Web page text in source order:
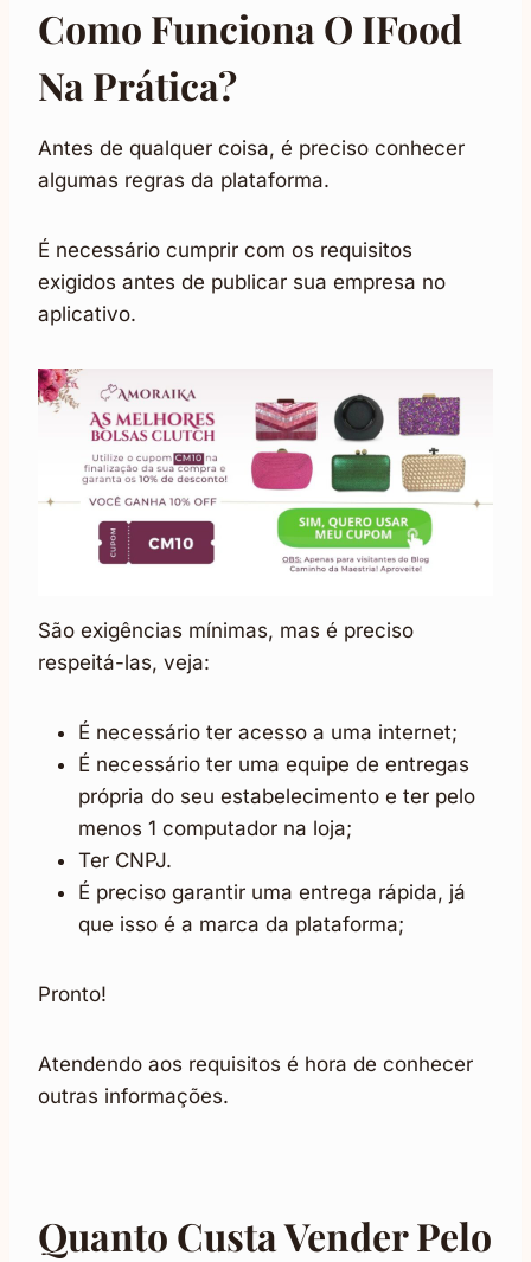
Como Funciona O IFood
Na Prática?
Antes de qualquer coisa, é preciso conhecer
algumas regras da plataforma.
É necessário cumprir com os requisitos
exigidos antes de publicar sua empresa no
aplicativo.
São exigências mínimas, mas é preciso
respeitá-las, veja:
É necessário ter acesso a uma internet;
É necessário ter uma equipe de entregas
própria do seu estabelecimento e ter pelo
menos 1 computador na loja;
Ter CNPJ.
É preciso garantir uma entrega rápida, já
que isso é a marca da plataforma;
Pronto!
Atendendo aos requisitos é hora de conhecer
outras informações.
Quanto Custa Vender Pelo